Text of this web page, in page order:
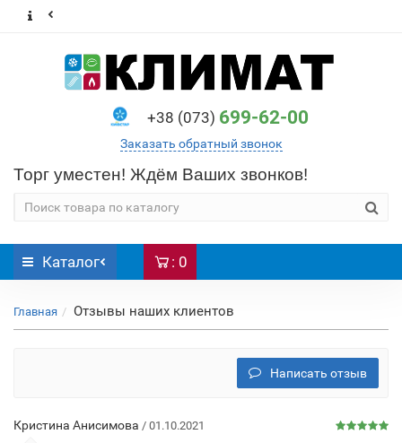
+38 (073) 699-62-00
Заказать обратный звонок
Торг уместен! Ждём Ваших звонков!
Каталог : 0
Главная Отзывы наших клиентов
Написать отзыв
Кристина Анисимова / 01.10.2021